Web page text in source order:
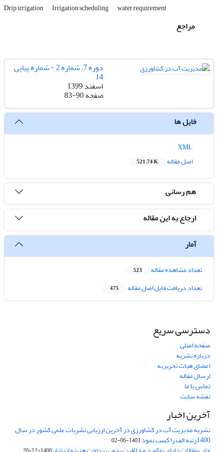
Drip irrigation Irrigation scheduling water requirement
مراجع
دوره 7، شماره 2 - شماره پیاپی
14
اسفند 1399
صفحه83-90
فایل ها
اصل مقاله
521.74 K
هم رسانی
ارجاع به این مقاله
آمار
تعداد مشاهده مقاله 523
تعداد دریافت فایل اصل مقاله 475
دسترسی سریع
صفحه اصلی
درباره نشریه
اعضای هیات تحریریه
ارسال مقاله
تماس با ما
نقشه سایت
آخرین اخبار
نشریه مدیریت آب در کشاورزی در آخرین ارزیابی نشریات علمی کشور در سال
1400رتبه الف را کسب نمود 1401-06-02